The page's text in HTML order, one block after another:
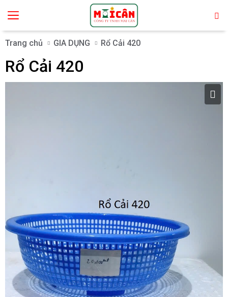
Trang chủ GIA DỤNG Rổ Cải 420
Rổ Cải 420